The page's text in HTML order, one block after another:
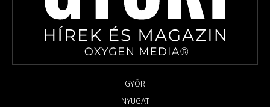
GYŐR
NYUGAT